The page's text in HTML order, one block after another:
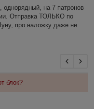
на 7 патронов
Отправка ТОЛЬКО по
про наложку даже не
блок?